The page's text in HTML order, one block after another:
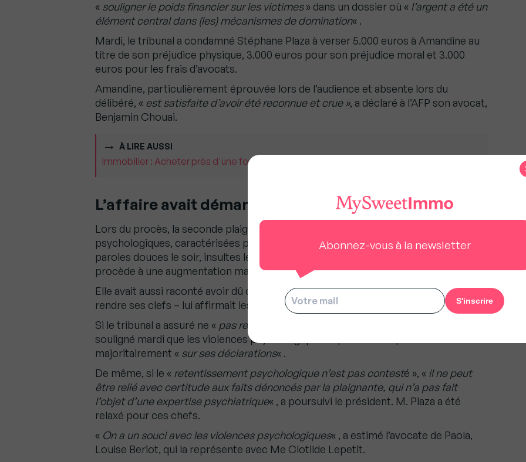
« souligner le poids financier sur les victimes» dans un dossier où « l’argent a été un
élément central dans (les) mécanismes de domination« .
Mardi, le tribunal a condamné Stéphane Plaza à verser 5.000 euros à Amandine au
titre de son préjudice physique, 3.000 euros pour son préjudice moral et 3.000
euros pour les frais d’avocats.
Amandine, particulièrement éprouvée lors de l’audience et absente lors du
délibéré, « est satisfaite d’avoir été reconnue et crue », a déclaré à l’AFP son avocat,
Benjamin Chouai.
À LIRE AUSSI
Immobilier : Acheter près d'une forêt, ce que le vendeur est obligé de vous dire
L’affaire avait démarré sur Mediapart
Lors du procès, la seconde plaignante, Paola, avait dénoncé des violences
psychologiques, caractérisées par un «
comportement changeant » de M. Plaza:
paroles douces le soir, insultes le matin… «
procède à une augmentation mammaire pour davantage lui plaire.
Elle avait aussi raconté avoir dû changer sa serrure car M. Plaza refusait de lui
rendre ses clefs – lui affirmait les avoir perdues.
Si le tribunal a assuré ne « pas remettre en cause la parole
souligné mardi que les violences psychologiques reprochées reposaient
majoritairement « sur ses déclarations« .
De même, si le « retentissement psychologique n’est pas contesté », « il ne peut
être relié avec certitude aux faits dénoncés par la plaignante, qui n’a pas fait
l’objet d’une expertise psychiatrique« , a poursuivi le président. M. Plaza a été
relaxé pour ces chefs.
« On a un souci avec les violences psychologiques« , a estimé l’avocate de Paola,
Louise Beriot, qui la représente avec Me Clotilde Lepetit.
Abonnez-vous à la newsletter